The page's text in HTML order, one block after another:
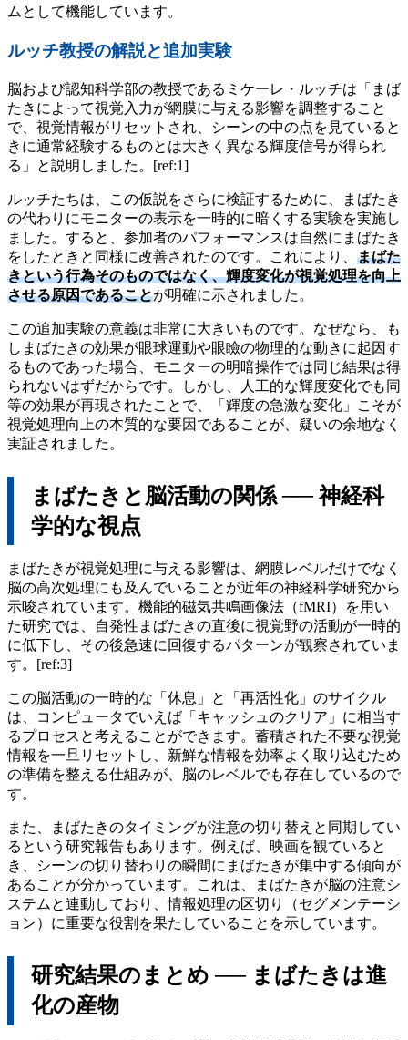
ムとして機能しています。
ルッチ教授の解説と追加実験
脳および認知科学部の教授であるミケーレ・ルッチは「まば
たきによって視覚入力が網膜に与える影響を調整すること
で、視覚情報がリセットされ、シーンの中の点を見ていると
きに通常経験するものとは大きく異なる輝度信号が得られ
る」と説明しました。[ref:1]
ルッチたちは、この仮説をさらに検証するために、まばたき
の代わりにモニターの表示を一時的に暗くする実験を実施し
ました。すると、参加者のパフォーマンスは自然にまばたき
をしたときと同様に改善されたのです。これにより、 まばた
きという行為そのものではなく、輝度変化が視覚処理を向上
させる原因であることが明確に示されました。
この追加実験の意義は非常に大きいものです。なぜなら、も
しまばたきの効果が眼球運動や眼瞼の物理的な動きに起因す
るものであった場合、モニターの明暗操作では同じ結果は得
られないはずだからです。しかし、人工的な輝度変化でも同
等の効果が再現されたことで、「輝度の急激な変化」こそが
視覚処理向上の本質的な要因であることが、疑いの余地なく
実証されました。
まばたきと脳活動の関係 ── 神経科
学的な視点
まばたきが視覚処理に与える影響は、網膜レベルだけでなく
脳の高次処理にも及んでいることが近年の神経科学研究から
示唆されています。機能的磁気共鳴画像法（fMRI）を用い
た研究では、自発性まばたきの直後に視覚野の活動が一時的
に低下し、その後急速に回復するパターンが観察されていま
す。[ref:3]
この脳活動の一時的な「休息」と「再活性化」のサイクル
は、コンピュータでいえば「キャッシュのクリア」に相当す
るプロセスと考えることができます。蓄積された不要な視覚
情報を一旦リセットし、新鮮な情報を効率よく取り込むため
の準備を整える仕組みが、脳のレベルでも存在しているので
す。
また、まばたきのタイミングが注意の切り替えと同期してい
るという研究報告もあります。例えば、映画を観ていると
き、シーンの切り替わりの瞬間にまばたきが集中する傾向が
あることが分かっています。これは、まばたきが脳の注意シ
ステムと連動しており、情報処理の区切り（セグメンテーシ
ョン）に重要な役割を果たしていることを示しています。
研究結果のまとめ ── まばたきは進
化の産物